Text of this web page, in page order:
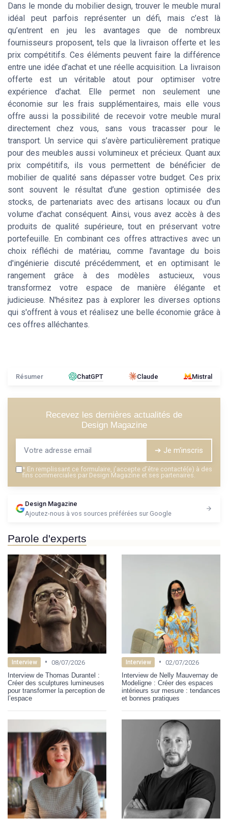
Dans le monde du mobilier design, trouver le meuble mural
idéal peut parfois représenter un défi, mais c’est là
qu’entrent en jeu les avantages que de nombreux
fournisseurs proposent, tels que la livraison offerte et les
prix compétitifs. Ces éléments peuvent faire la différence
entre une idée d’achat et une réelle acquisition. La livraison
offerte est un véritable atout pour optimiser votre
expérience d’achat. Elle permet non seulement une
économie sur les frais supplémentaires, mais elle vous
offre aussi la possibilité de recevoir votre meuble mural
directement chez vous, sans vous tracasser pour le
transport. Un service qui s’avère particulièrement pratique
pour des meubles aussi volumineux et précieux. Quant aux
prix compétitifs, ils vous permettent de bénéficier de
mobilier de qualité sans dépasser votre budget. Ces prix
sont souvent le résultat d’une gestion optimisée des
stocks, de partenariats avec des artisans locaux ou d’un
volume d’achat conséquent. Ainsi, vous avez accès à des
produits de qualité supérieure, tout en préservant votre
portefeuille. En combinant ces offres attractives avec un
choix réfléchi de matériau, comme l'avantage du bois
d'ingénierie discuté précédemment, et en optimisant le
rangement grâce à des modèles astucieux, vous
transformez votre espace de manière élégante et
judicieuse. N'hésitez pas à explorer les diverses options
qui s'offrent à vous et réalisez une belle économie grâce à
ces offres alléchantes.
Résumer ChatGPT Claude Mistral
Recevez les dernières actualités de
Design Magazine
➔ Je m'inscris
* En remplissant ce formulaire, j’accepte d’être contacté(e) à des
fins commerciales par Design Magazine et ses partenaires.
Design Magazine
Ajoutez-nous à vos sources préférées sur Google
Parole d'experts
Interview • 08/07/2026
Interview de Thomas Durantel :
Créer des sculptures lumineuses
pour transformer la perception de
l’espace
Interview • 02/07/2026
Interview de Nelly Mauvernay de
Modeligne : Créer des espaces
intérieurs sur mesure : tendances
et bonnes pratiques